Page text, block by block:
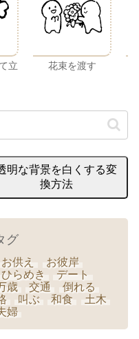
立
花束を渡す
明な背景を白くする変
換方法
グ
お供え
お彼岸
らめき
デート
歳 交通
倒れる
叫ぶ 和食
土木
婦